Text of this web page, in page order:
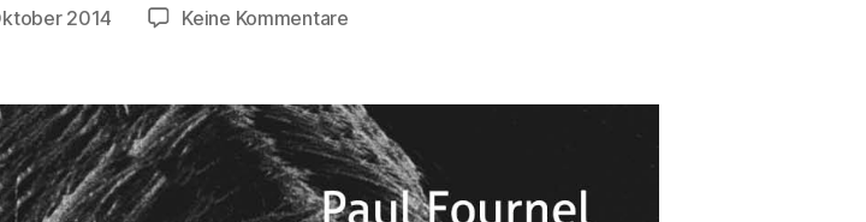
2014 Keine Kommentarezu
–
Anquetil